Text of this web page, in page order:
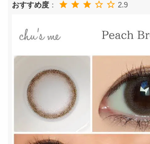
おすすめ度 ： 2.9